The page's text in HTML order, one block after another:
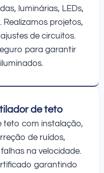
luminárias, LEDs,
projetos,
de circuitos.
para garantir
de teto
teto com instalação,
de ruídos,
na velocidade.
garantindo